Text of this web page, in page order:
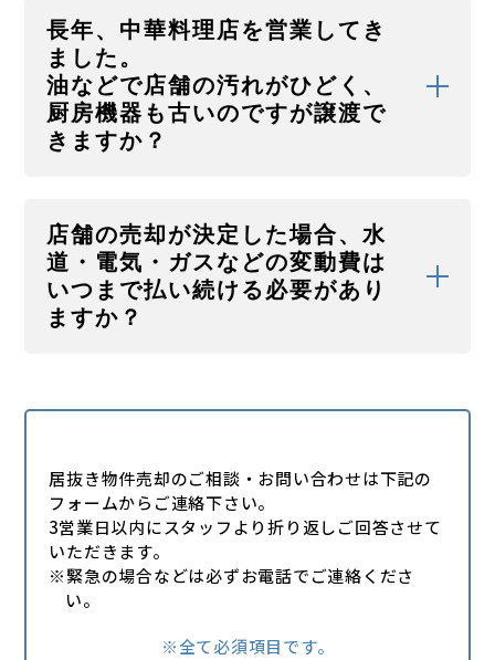
ております。
あります。
トラブルやクレームの多くは、「厨房機器が故障し
ていた。不具合が発生している。」、「ゴミや私物
などの残置動産が残っていて、その廃棄で費用を支
出した。」、「残すといって合意していたものが撤
去されている。」などといったように買主側が想定
認、店舗資産（造作）譲渡契約内容の確認などをし
っかりやることで双方の認識に齟齬（そご）が生じ
ないように努めています。
長年、中華料理店を営業してき
ました。
油などで店舗の汚れがひどく、
厨房機器も古いのですが譲渡で
きますか？
としても譲渡することは可能です。
ただし、厨房機器については、経年劣化で不具合が
発生している場合や、故障していて全く使えない場
合は、設備売買代金の減額対象となってしまう場合
があります。
それから、長年の営業でたまった油汚れ等に関して
ですが、自身での清掃では改善が難しいこともある
ので店舗専門のクリーニング業者に依頼することを
おすすめします。
もちろんクリーニング業者さんのご紹介も承ってお
りますので、お気軽にご相談下さい。
居抜き店舗は１つの商品でもあるので、より良い状
態で買手に案内することは、売却の可能性を高める
店舗の売却が決定した場合、水
道・電気・ガスなどの変動費は
いつまで払い続ける必要があり
ますか？
続き、業務用冷凍冷蔵庫、コールドテーブル、冷蔵
ショーケース、製氷機などの精密機器に不具合を発
生させる要因（故障の原因）となってしまいます。
これによって資産が減少した部分に対して設備売買
代金の減額を買主から要求させる可能性もあるので
注意が必要です。
電気を通電しておくことをおすすめします。
居抜き物件売却のご相談・お問い合わせは下記の
フォームからご連絡下さい。
3営業日以内にスタッフより折り返しご回答させて
いただきます。
※緊急の場合などは必ずお電話でご連絡くださ
い。
※全て必須項目です。